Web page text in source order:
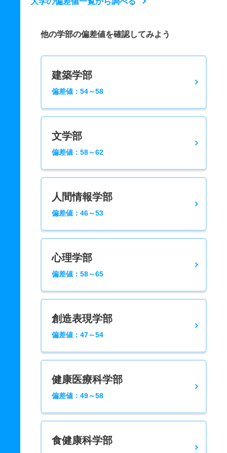
他の学部の偏差値を確認してみよう
建築学部
偏差値：54～58
文学部
偏差値：58～62
人間情報学部
偏差値：46～53
心理学部
偏差値：58～65
創造表現学部
偏差値：47～54
健康医療科学部
偏差値：49～58
食健康科学部